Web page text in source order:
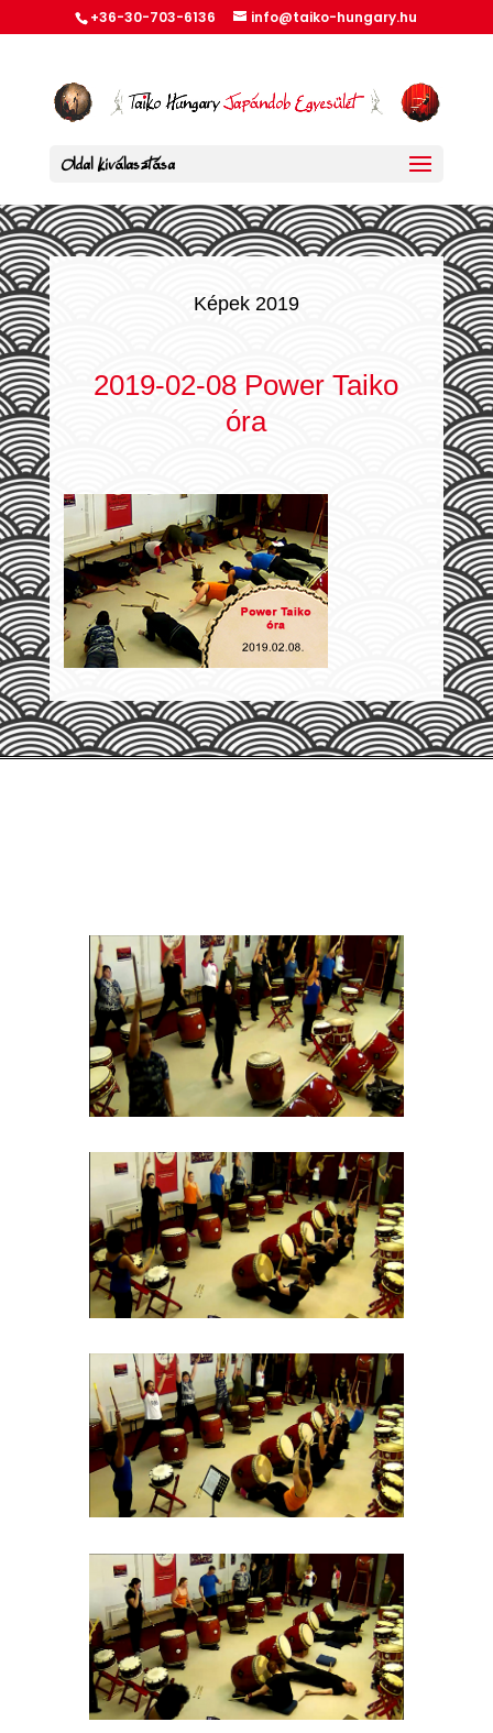
+36-30-703-6136 info@taiko-hungary.hu
Oldal kiválasztása
Képek 2019
2019-02-08 Power Taiko
óra